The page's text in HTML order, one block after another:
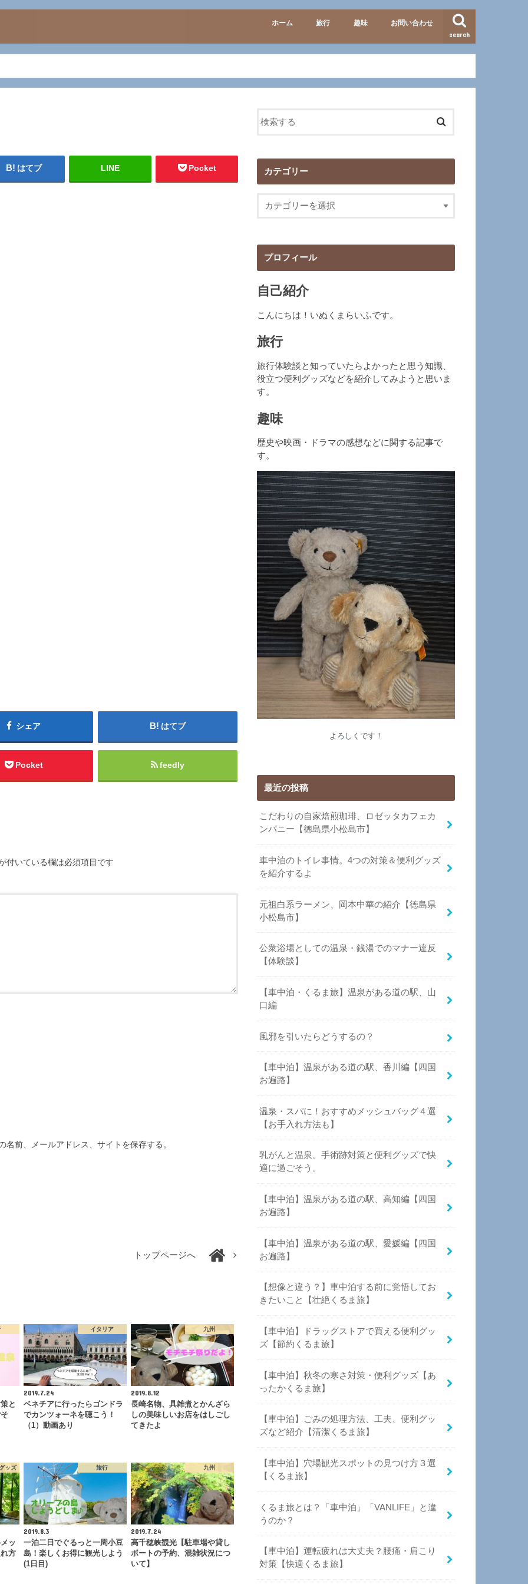
search
ホーム 旅行
準備・便利グッズ
テーマパーク
北海道
九州
イタリア
趣味
歴史
映画･ドラマ
お問い合わせ
はてブ LINE Pocket
シェア はてブ
Pocket feedly
付いている欄は必須項目です
前、メールアドレス、サイトを保存する。
トップページへ
と
イタリア
2019.7.24
ベネチアに行ったらゴンドラ
でカンツォーネを聴こう！
（1）動画あり
九州
2019.8.12
長崎名物、具雑煮とかんざら
しの美味しいお店をはしごし
てきたよ
ッズ
ッ
方
旅行
2019.8.3
一泊二日でぐるっと一周小豆
島！楽しくお得に観光しよう
(1日目)
九州
2019.7.24
高千穂峡観光【駐車場や貸し
ボートの予約、混雑状況につ
いて】
カテゴリー
プロフィール
自己紹介
こんにちは！いぬくまらいふです。
旅行
旅行体験談と知っていたらよかったと思う知識、
役立つ便利グッズなどを紹介してみようと思いま
す。
趣味
歴史や映画・ドラマの感想などに関する記事で
す。
よろしくです！
最近の投稿
こだわりの自家焙煎珈琲、ロゼッタカフェカ
ンパニー【徳島県小松島市】
車中泊のトイレ事情。4つの対策＆便利グッズ
を紹介するよ
元祖白系ラーメン、岡本中華の紹介【徳島県
小松島市】
公衆浴場としての温泉・銭湯でのマナー違反
【体験談】
【車中泊・くるま旅】温泉がある道の駅、山
口編
風邪を引いたらどうするの？
【車中泊】温泉がある道の駅、香川編【四国
お遍路】
温泉・スパに！おすすめメッシュバッグ４選
【お手入れ方法も】
乳がんと温泉。手術跡対策と便利グッズで快
適に過ごそう。
【車中泊】温泉がある道の駅、高知編【四国
お遍路】
【車中泊】温泉がある道の駅、愛媛編【四国
お遍路】
【想像と違う？】車中泊する前に覚悟してお
きたいこと【壮絶くるま旅】
【車中泊】ドラッグストアで買える便利グッ
ズ【節約くるま旅】
【車中泊】秋冬の寒さ対策・便利グッズ【あ
ったかくるま旅】
【車中泊】ごみの処理方法、工夫、便利グッ
ズなど紹介【清潔くるま旅】
【車中泊】穴場観光スポットの見つけ方３選
【くるま旅】
くるま旅とは？「車中泊」「VANLIFE」と違
うのか？
【車中泊】運転疲れは大丈夫？腰痛・肩こり
対策【快適くるま旅】